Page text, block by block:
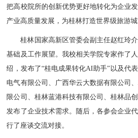
把高校院所的创新优势更好地转化为企业
产业高质量发展，为桂林打造世界级旅游城
桂林国家高新区管委会副主任赵红玲
基础及工作展望。我校相关学院专家作了
绍，发布了“桂电成果转化AI助手”以及代
电气有限公司、广西华云大数据有限公司
限公司、桂林蓝港科技有限公司、桂林品
发布了企业技术需求。随后，各参会企业
行了座谈交流对接。